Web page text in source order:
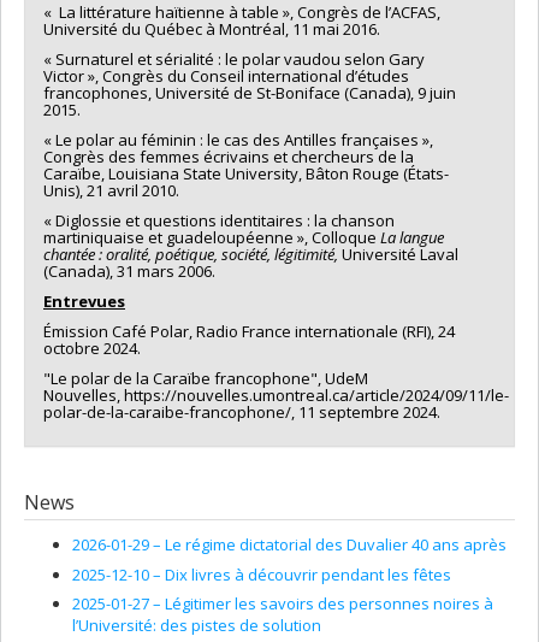
« La littérature haïtienne à table », Congrès de l’ACFAS,
Université du Québec à Montréal, 11 mai 2016.
« Surnaturel et sérialité : le polar vaudou selon Gary
Victor », Congrès du Conseil international d’études
francophones, Université de St-Boniface (Canada), 9 juin
2015.
« Le polar au féminin : le cas des Antilles françaises »,
Congrès des femmes écrivains et chercheurs de la
Caraïbe, Louisiana State University, Bâton Rouge (États-
Unis), 21 avril 2010.
« Diglossie et questions identitaires : la chanson
martiniquaise et guadeloupéenne », Colloque La langue
chantée : oralité, poétique, société, légitimité, Université Laval
(Canada), 31 mars 2006.
Entrevues
Émission Café Polar, Radio France internationale (RFI), 24
octobre 2024.
"Le polar de la Caraïbe francophone", UdeM
Nouvelles, https://nouvelles.umontreal.ca/article/2024/09/11/le-
polar-de-la-caraibe-francophone/, 11 septembre 2024.
News
2026-01-29 – Le régime dictatorial des Duvalier 40 ans après
2025-12-10 – Dix livres à découvrir pendant les fêtes
2025-01-27 – Légitimer les savoirs des personnes noires à
l’Université: des pistes de solution